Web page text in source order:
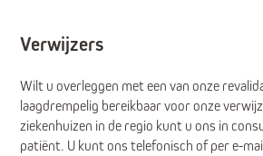
Verwijzers
Wilt u overleggen met een van onze
laagdrempelig bereikbaar voor onze
ziekenhuizen in de regio kunt u ons in
patiënt. U kunt ons telefonisch of per e-